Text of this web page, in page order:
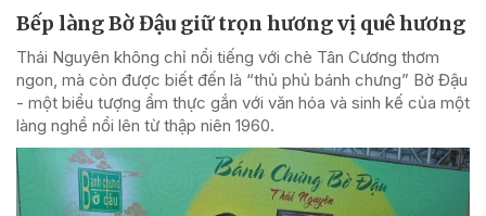
Bếp làng Bờ Đậu giữ trọn hương vị quê hương
Thái Nguyên không chỉ nổi tiếng với chè Tân Cương thơm
ngon, mà còn được biết đến là “thủ phủ bánh chưng” Bờ Đậu
- một biểu tượng ẩm thực gắn với văn hóa và sinh kế của một
làng nghề nổi lên từ thập niên 1960.